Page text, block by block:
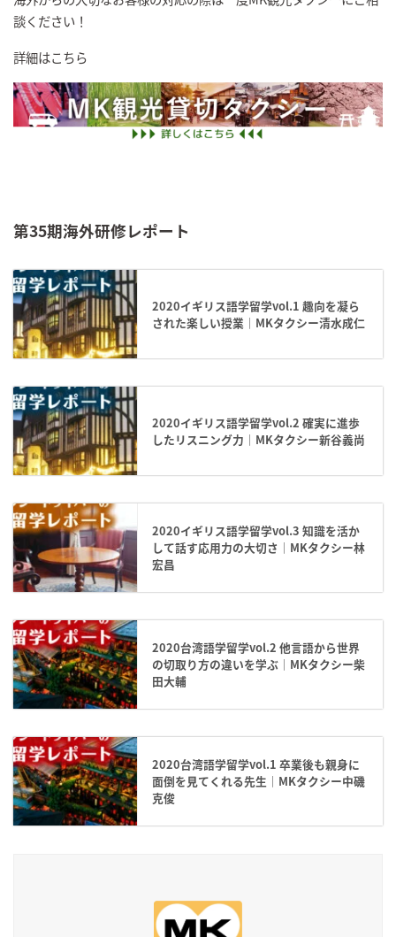
談ください！
詳細はこちら
第35期海外研修レポート
2020イギリス語学留学vol.1 趣向を凝ら
された楽しい授業｜MKタクシー清水成仁
2020イギリス語学留学vol.2 確実に進歩
したリスニング力｜MKタクシー新谷義尚
2020イギリス語学留学vol.3 知識を活か
して話す応用力の大切さ｜MKタクシー林
宏昌
2020台湾語学留学vol.2 他言語から世界
の切取り方の違いを学ぶ｜MKタクシー柴
田大輔
2020台湾語学留学vol.1 卒業後も親身に
面倒を見てくれる先生｜MKタクシー中磯
克俊